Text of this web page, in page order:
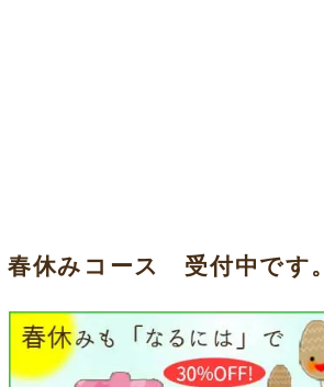
春休みコース 受付中です。